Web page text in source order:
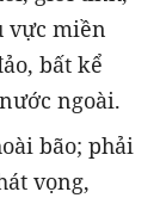
vực miền
bất kể
ngoài.
bão; phải
vọng,